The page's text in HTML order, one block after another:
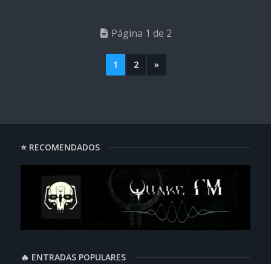
Página 1 de 2
1 2 »
⭐ RECOMENDADOS
🔥 ENTRADAS POPULARES